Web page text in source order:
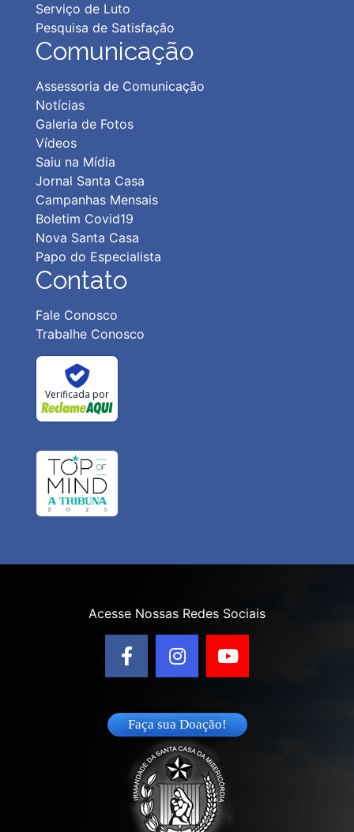
Serviço de Luto
Pesquisa de Satisfação
Comunicação
Assessoria de Comunicação
Notícias
Galeria de Fotos
Vídeos
Saiu na Mídia
Jornal Santa Casa
Campanhas Mensais
Boletim Covid19
Nova Santa Casa
Papo do Especialista
Contato
Fale Conosco
Trabalhe Conosco
Verificada por
Acesse Nossas Redes Sociais
Faça sua Doação!